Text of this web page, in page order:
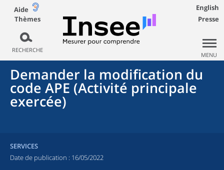
Aide
Thèmes
RECHERCHE
English
Presse
MENU
Demander la modification du
code APE (Activité principale
exercée)
SERVICES
Date de publication : 16/05/2022